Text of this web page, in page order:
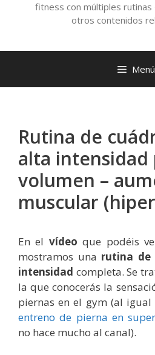
fitness con múltiples
otros contenidos
Menú
Rutina de
alta intensidad
volumen –
muscular
En el vídeo que podéis
mostramos una rutina de
intensidad completa. Se
la que conocerás la
piernas en el gym (al igual
entreno de pierna en
no hace mucho al canal).